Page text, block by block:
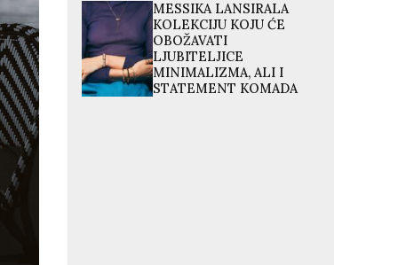
MESSIKA LANSIRALA
KOLEKCIJU KOJU ĆE
OBOŽAVATI
LJUBITELJICE
MINIMALIZMA, ALI I
STATEMENT KOMADA